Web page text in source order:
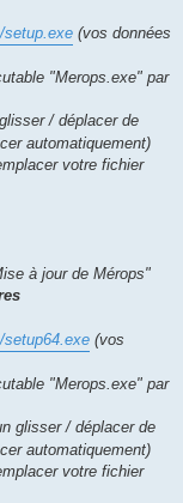
setup.exe (vos données
"Merops.exe" par
/ déplacer de
automatiquement)
votre fichier
à jour de Mérops"
(vos
"Merops.exe" par
glisser / déplacer de
automatiquement)
votre fichier